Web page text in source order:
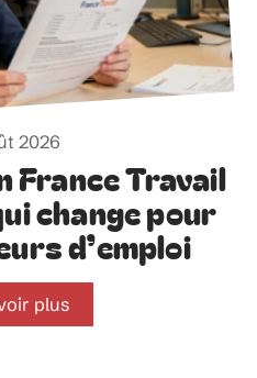
2026
France Travail
change pour
d’emploi
plus